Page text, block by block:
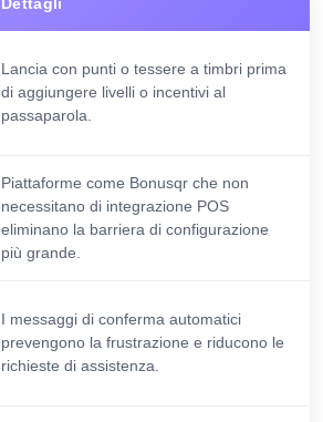
Lancia con punti o tessere a timbri prima
di aggiungere livelli o incentivi al
passaparola.
Piattaforme come Bonusqr che non
necessitano di integrazione POS
eliminano la barriera di configurazione
più grande.
I messaggi di conferma automatici
prevengono la frustrazione e riducono le
richieste di assistenza.